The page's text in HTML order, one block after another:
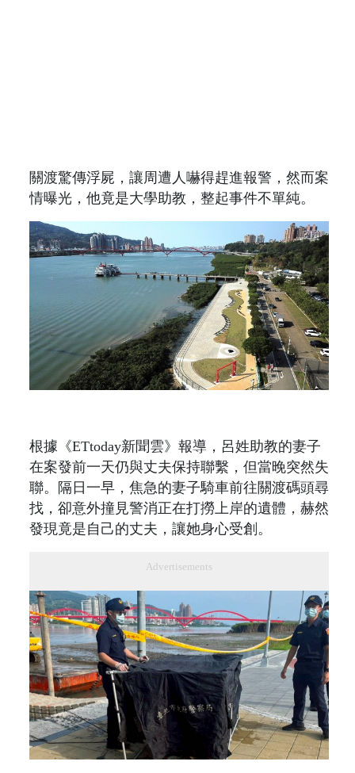
關渡驚傳浮屍，讓周遭人嚇得趕進報警，然而案
情曝光，他竟是大學助教，整起事件不單純。
根據《ETtoday新聞雲》報導，呂姓助教的妻子
在案發前一天仍與丈夫保持聯繫，但當晚突然失
聯。隔日一早，焦急的妻子騎車前往關渡碼頭尋
找，卻意外撞見警消正在打撈上岸的遺體，赫然
發現竟是自己的丈夫，讓她身心受創。
Advertisements